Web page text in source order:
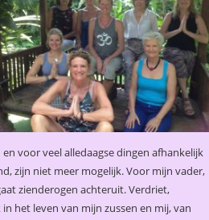
voor veel alledaagse dingen afhankelijk
zijn niet meer mogelijk. Voor mijn vader,
zienderogen achteruit. Verdriet,
het leven van mijn zussen en mij, van